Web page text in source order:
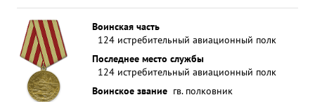
Воинская часть
124 истребительный авиационный полк
Последнее место службы
124 истребительный авиационный полк
Воинское звание гв. полковник